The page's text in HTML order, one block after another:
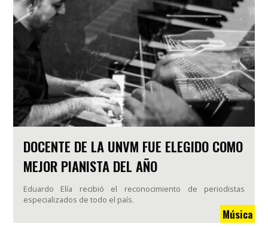
DOCENTE DE LA UNVM FUE ELEGIDO COMO
MEJOR PIANISTA DEL AÑO
Eduardo Elía recibió el reconocimiento de periodistas
especializados de todo el país.
Música